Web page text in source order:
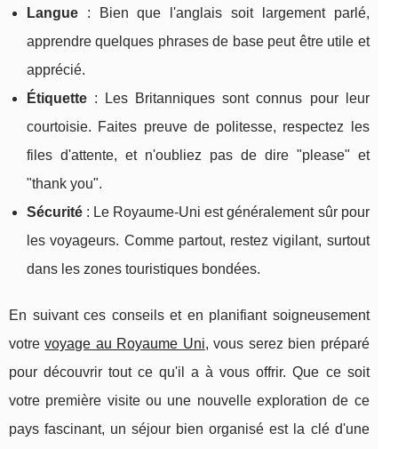
Langue : Bien que l'anglais soit largement parlé,
apprendre quelques phrases de base peut être utile et
apprécié.
Étiquette : Les Britanniques sont connus pour leur
courtoisie. Faites preuve de politesse, respectez les
files d'attente, et n'oubliez pas de dire "please" et
"thank you".
Sécurité : Le Royaume-Uni est généralement sûr pour
les voyageurs. Comme partout, restez vigilant, surtout
dans les zones touristiques bondées.
En suivant ces conseils et en planifiant soigneusement
votrevoyage au Royaume Uni, vous serez bien préparé
pour découvrir tout ce qu'il a à vous offrir. Que ce soit
votre première visite ou une nouvelle exploration de ce
pays fascinant, un séjour bien organisé est la clé d'une